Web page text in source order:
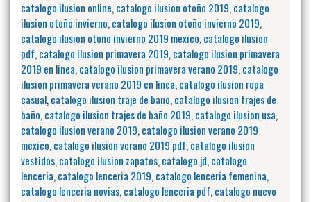
catalogo ilusion online,catalogo ilusion otoño 2019,catalogo
ilusion otoño invierno,catalogo ilusion otoño invierno 2019,
catalogo ilusion otoño invierno 2019 mexico,catalogo ilusion
pdf,catalogo ilusion primavera 2019,catalogo ilusion primavera
2019 en linea,catalogo ilusion primavera verano 2019,catalogo
ilusion primavera verano 2019 en linea,catalogo ilusion ropa
casual,catalogo ilusion traje de baño,catalogo ilusion trajes de
baño,catalogo ilusion trajes de baño 2019,catalogo ilusion usa,
catalogo ilusion verano 2019,catalogo ilusion verano 2019
mexico,catalogo ilusion verano 2019 pdf,catalogo ilusion
vestidos,catalogo ilusion zapatos,catalogo jd,catalogo
lenceria,catalogo lenceria 2019,catalogo lenceria femenina,
catalogo lenceria novias,catalogo lenceria pdf,catalogo nuevo